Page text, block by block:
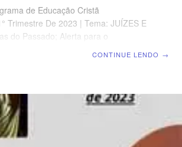
de Educação Cristã
Trimestre De 2023 | Tema: JUÍZES E
do Passado; Alerta para o
Prática Nossa missão é
de Deus na terra e lutar contra a
em que jaz o mundo INTRODUÇÃOI-
CONTINUE LENDO →